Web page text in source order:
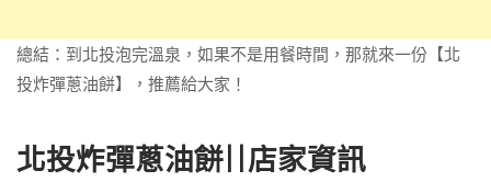
總結：到北投泡完溫泉，如果不是用餐時間，那就來一份【北
投炸彈蔥油餅】，推薦給大家！
北投炸彈蔥油餅||店家資訊